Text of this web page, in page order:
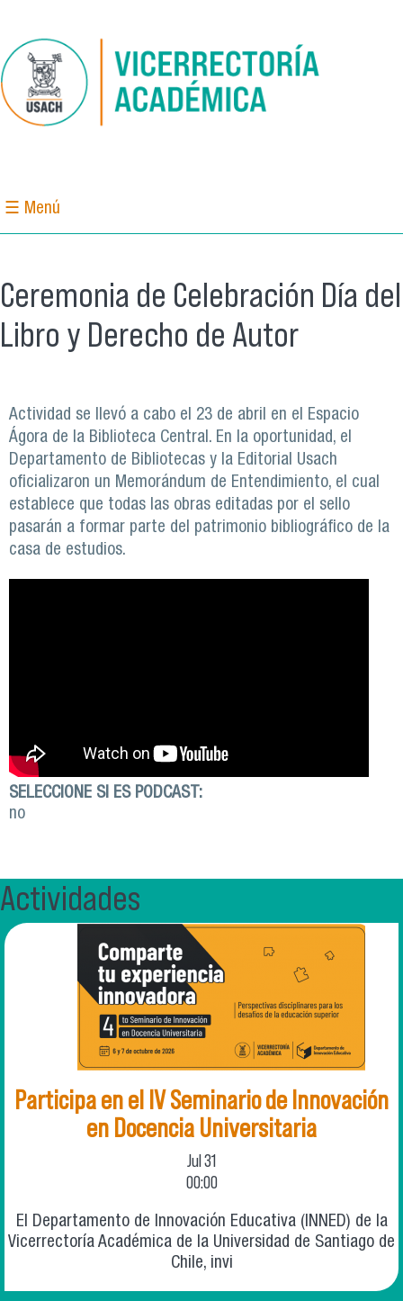
☰ Menú
Ceremonia de Celebración Día del
Libro y Derecho de Autor
Actividad se llevó a cabo el 23 de abril en el Espacio
Ágora de la Biblioteca Central. En la oportunidad, el
Departamento de Bibliotecas y la Editorial Usach
oficializaron un Memorándum de Entendimiento, el cual
establece que todas las obras editadas por el sello
pasarán a formar parte del patrimonio bibliográfico de la
casa de estudios.
SELECCIONE SI ES PODCAST:
no
Actividades
Participa en el IV Seminario de Innovación
en Docencia Universitaria
Jul31
00:00
El Departamento de Innovación Educativa (INNED) de la
Vicerrectoría Académica de la Universidad de Santiago de
Chile, invi